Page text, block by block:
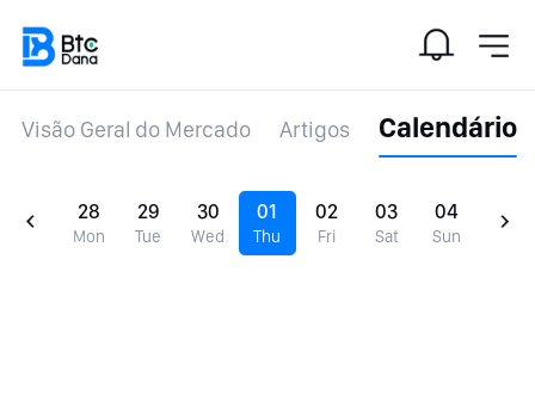
Visão Geral do Mercado Artigos Calendário
28
Mon
29
Tue
30
Wed
01
Thu
02
Fri
03
Sat
04
Sun